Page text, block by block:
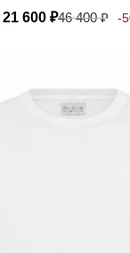
21 600 ₽46 400₽ -